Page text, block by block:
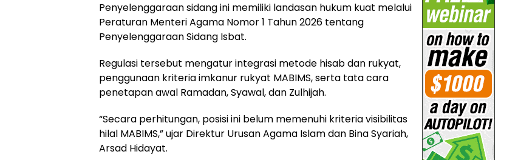
Penyelenggaraan sidang ini memiliki landasan hukum kuat melalui
Peraturan Menteri Agama Nomor 1 Tahun 2026 tentang
Penyelenggaraan Sidang Isbat.
Regulasi tersebut mengatur integrasi metode hisab dan rukyat,
penggunaan kriteria imkanur rukyat MABIMS, serta tata cara
penetapan awal Ramadan, Syawal, dan Zulhijah.
“Secara perhitungan, posisi ini belum memenuhi kriteria visibilitas
hilal MABIMS,” ujar Direktur Urusan Agama Islam dan Bina Syariah,
Arsad Hidayat.